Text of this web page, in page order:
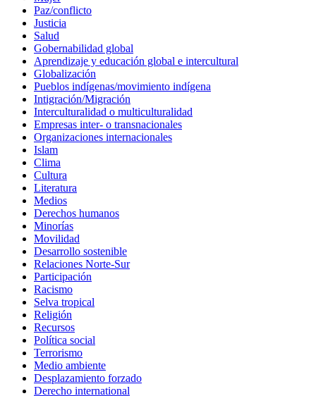
Paz/conflicto
Justicia
Salud
Gobernabilidad global
Aprendizaje y educación global e intercultural
Globalización
Pueblos indígenas/movimiento indígena
Intigración/Migración
Interculturalidad o multiculturalidad
Empresas inter- o transnacionales
Organizaciones internacionales
Islam
Clima
Cultura
Literatura
Medios
Derechos humanos
Minorías
Movilidad
Desarrollo sostenible
Relaciones Norte-Sur
Participación
Racismo
Selva tropical
Religión
Recursos
Política social
Terrorismo
Medio ambiente
Desplazamiento forzado
Derecho international